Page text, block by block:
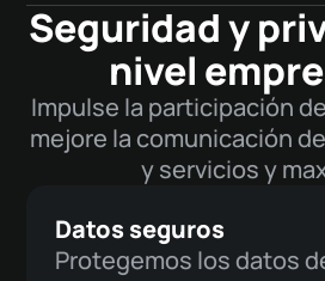
Seguridad y
nivel
Impulse la participación
mejore la comunicación
y servicios y
Datos seguros
Protegemos los datos